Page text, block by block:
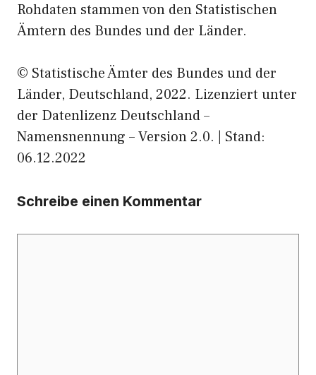
Rohdaten stammen von den Statistischen
Ämtern des Bundes und der Länder.
© Statistische Ämter des Bundes und der
Länder, Deutschland, 2022. Lizenziert unter
der Datenlizenz Deutschland –
Namensnennung – Version 2.0. | Stand:
06.12.2022
Schreibe einen Kommentar